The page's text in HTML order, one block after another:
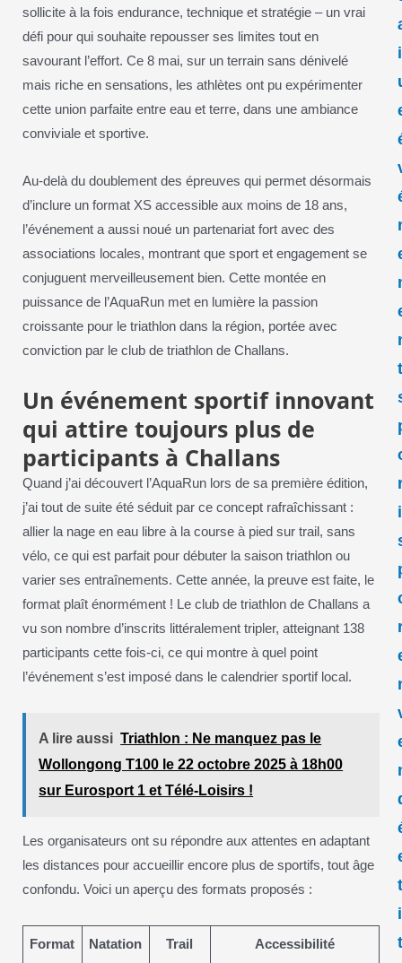
sollicite à la fois endurance, technique et stratégie – un vrai
défi pour qui souhaite repousser ses limites tout en
savourant l’effort. Ce 8 mai, sur un terrain sans dénivelé
mais riche en sensations, les athlètes ont pu expérimenter
cette union parfaite entre eau et terre, dans une ambiance
conviviale et sportive.
Au-delà du doublement des épreuves qui permet désormais
d’inclure un format XS accessible aux moins de 18 ans,
l’événement a aussi noué un partenariat fort avec des
associations locales, montrant que sport et engagement se
conjuguent merveilleusement bien. Cette montée en
puissance de l’AquaRun met en lumière la passion
croissante pour le triathlon dans la région, portée avec
conviction par le club de triathlon de Challans.
Un événement sportif innovant
qui attire toujours plus de
participants à Challans
Quand j’ai découvert l’AquaRun lors de sa première édition,
j’ai tout de suite été séduit par ce concept rafraîchissant :
allier la nage en eau libre à la course à pied sur trail, sans
vélo, ce qui est parfait pour débuter la saison triathlon ou
varier ses entraînements. Cette année, la preuve est faite, le
format plaît énormément ! Le club de triathlon de Challans a
vu son nombre d’inscrits littéralement tripler, atteignant 138
participants cette fois-ci, ce qui montre à quel point
l’événement s’est imposé dans le calendrier sportif local.
A lire aussi Triathlon : Ne manquez pas le
Wollongong T100 le 22 octobre 2025 à 18h00
sur Eurosport 1 et Télé-Loisirs !
Les organisateurs ont su répondre aux attentes en adaptant
les distances pour accueillir encore plus de sportifs, tout âge
confondu. Voici un aperçu des formats proposés :
Format Natation Trail Accessibilité